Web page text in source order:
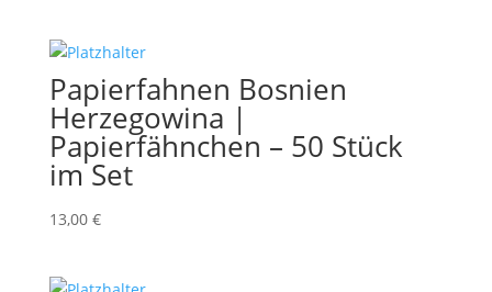
Papierfahnen Bosnien
Herzegowina |
Papierfähnchen – 50 Stück
im Set
13,00 €